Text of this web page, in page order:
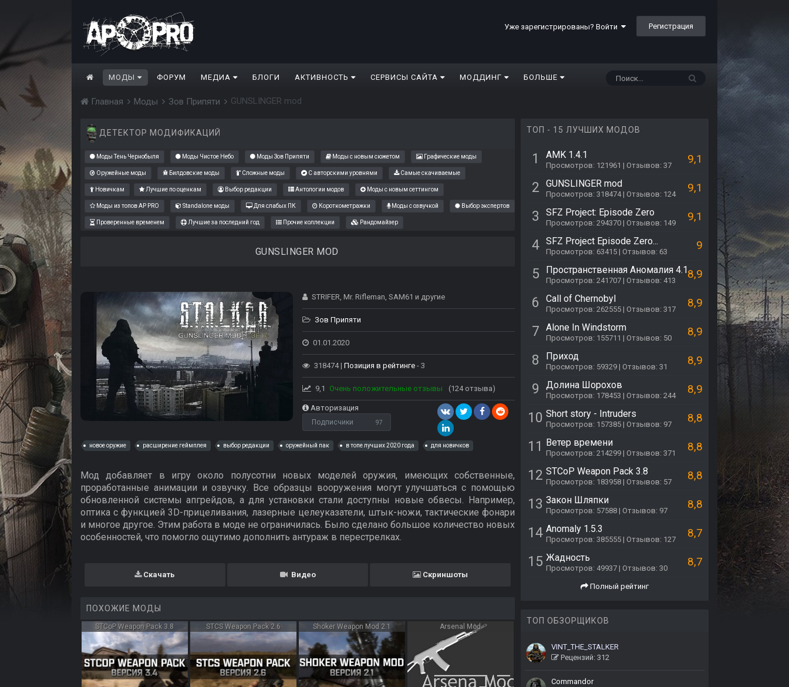
Уже зарегистрированы? Войти Регистрация
МОДЫ ФОРУМ МЕДИА БЛОГИ АКТИВНОСТЬ СЕРВИСЫ САЙТА МОДДИНГ БОЛЬШЕ
Главная Моды Зов Припяти GUNSLINGER mod
ДЕТЕКТОР МОДИФИКАЦИЙ
Моды Тень Чернобыля Моды Чистое Небо Моды Зов Припяти Моды с новым сюжетом Графические моды
Оружейные моды Билдовские моды Сложные моды С авторскими уровнями Самые скачиваемые
Новичкам Лучшие по оценкам Выбор редакции Антологии модов Моды с новым сеттингом
Моды из топов AP PRO Standalone моды Для слабых ПК Короткометражки Моды с озвучкой Выбор экспертов
Проверенные временем Лучшие за последний год Прочие коллекции Рандомайзер
GUNSLINGER MOD
STRIFER, Mr. Rifleman, SAM61 и другие
Зов Припяти
01.01.2020
318474 | Позиция в рейтинге- 3
9,1 Очень положительные отзывы (124 отзыва)
Авторизация
Подписчики 97
новое оружие расширение геймплея выбор редакции оружейный пак в топе лучших 2020 года для новичков
Мод добавляет в игру около полусотни новых моделей оружия, имеющих собственные,
проработанные анимации и озвучку. Все образцы вооружения могут улучшаться с помощью
обновленной системы апгрейдов, а для установки стали доступны новые обвесы. Например,
оптика с функцией 3D-прицеливания, лазерные целеуказатели, штык-ножи, тактические фонари
и многое другое. Этим работа в моде не ограничилась. Было сделано большое количество новых
особенностей, что помогло ощутимо дополнить антураж в перестрелках.
Скачать Видео Скриншоты
ПОХОЖИЕ МОДЫ
STCoP Weapon Pack 3.8 STCS Weapon Pack 2.6 Shoker Weapon Mod 2.1 Arsenal Mod
ТОП - 15 ЛУЧШИХ МОДОВ
1 AMK 1.4.1
Просмотров: 121961 | Отзывов: 37 9,1
2 GUNSLINGER mod
Просмотров: 318474 | Отзывов: 124 9,1
3 SFZ Project: Episode Zero
Просмотров: 294370 | Отзывов: 149 9,1
4 SFZ Project Episode Zero...
Просмотров: 63415 | Отзывов: 63 9
5 Пространственная Аномалия 4.1
Просмотров: 241707 | Отзывов: 413 8,9
6 Call of Chernobyl
Просмотров: 262555 | Отзывов: 317 8,9
7 Alone In Windstorm
Просмотров: 155711 | Отзывов: 50 8,9
8 Приход
Просмотров: 59329 | Отзывов: 31 8,9
9 Долина Шорохов
Просмотров: 178453 | Отзывов: 244 8,9
10 Short story - Intruders
Просмотров: 157385 | Отзывов: 97 8,8
11 Ветер времени
Просмотров: 214299 | Отзывов: 371 8,8
12 STCoP Weapon Pack 3.8
Просмотров: 183958 | Отзывов: 57 8,8
13 Закон Шляпки
Просмотров: 57588 | Отзывов: 97 8,8
14 Anomaly 1.5.3
Просмотров: 385555 | Отзывов: 127 8,7
15 Жадность
Просмотров: 49937 | Отзывов: 30 8,7
Полный рейтинг
ТОП ОБЗОРЩИКОВ
VINT_THE_STALKER
Рецензий: 312
Commandor